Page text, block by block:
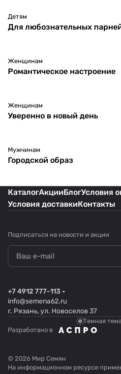
Детям
Для любознательных
Женщинам
Романтическое настроение
Женщинам
Уверенно в новый день
Мужчинам
Городской образ
КаталогАкцииБлогУсловия
Условия доставкиКонтакты
Подписаться на новости и акции
+7 4912 777-113
info@semena62.ru
г. Рязань, ул. Новоселов 37
Темная
Разработано в
© 2026 Мир Семян
На информационном ресурсе